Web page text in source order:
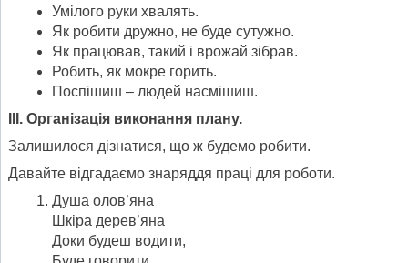
Умілого руки хвалять.
Як робити дружно, не буде сутужно.
Як працював, такий і врожай зібрав.
Робить, як мокре горить.
Поспішиш – людей насмішиш.
ІІІ. Організація виконання плану.
Залишилося дізнатися, що ж будемо робити.
Давайте відгадаємо знаряддя праці для роботи.
Душа олов’яна
Шкіра дерев’яна
Доки будеш водити,